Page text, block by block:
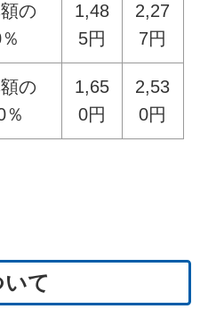
の
1,48
5円
2,27
7円
の
％
1,65
0円
2,53
0円
て